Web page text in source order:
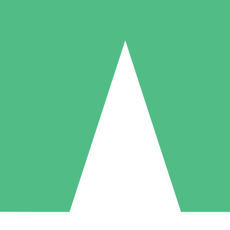
Individuelle Credit-Pakete
nach Bedarf mit Download-Credits. Keine monatliche Verpflichtung